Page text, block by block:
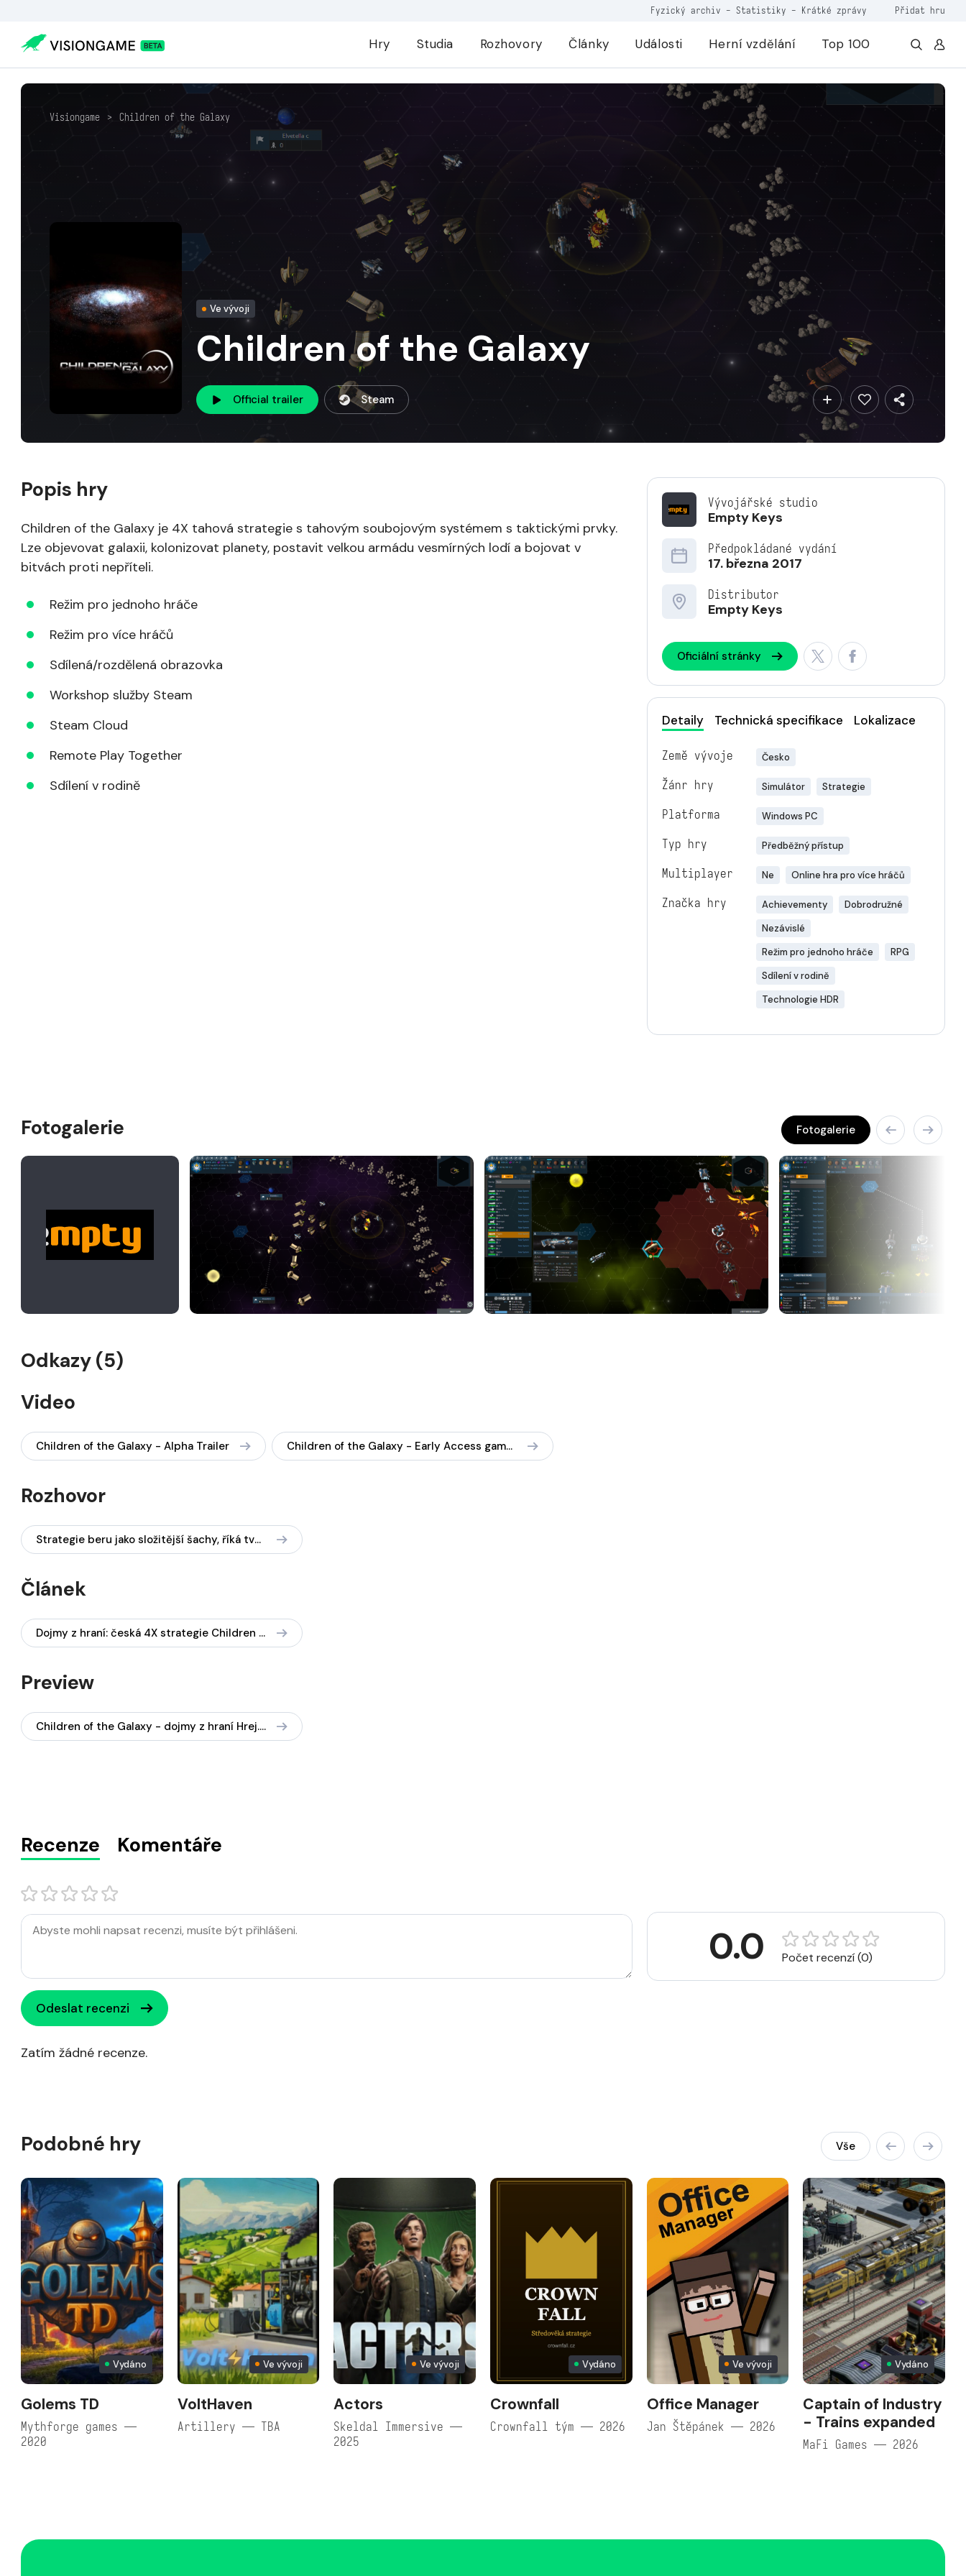
Fyzický archiv - Statistiky - Krátké zprávy Přidat hru
Hry Studia Rozhovory Články Události Herní vzdělání Top 100
Visiongame > Children of the Galaxy
Ve vývoji
Children of the Galaxy
Official trailer Steam
Vývojářské studio
Empty Keys
Předpokládané vydání
17. března 2017
Distributor
Empty Keys
Oficiální stránky
Detaily Technická specifikace Lokalizace
Země vývoje Česko
Žánr hry Simulátor Strategie
Platforma Windows PC
Typ hry Předběžný přístup
Multiplayer Ne Online hra pro více hráčů
Značka hry Achievementy
Dobrodružné
Nezávislé
Režim pro jednoho hráče
RPG
Sdílení v rodině
Technologie HDR
Popis hry
Children of the Galaxy je 4X tahová strategie s tahovým soubojovým systémem s taktickými prvky.
Lze objevovat galaxii, kolonizovat planety, postavit velkou armádu vesmírných lodí a bojovat v
bitvách proti nepříteli.
Režim pro jednoho hráče
Režim pro více hráčů
Sdílená/rozdělená obrazovka
Workshop služby Steam
Steam Cloud
Remote Play Together
Sdílení v rodině
Fotogalerie Fotogalerie
Odkazy (5)
Video
Children of the Galaxy - Alpha Trailer Children of the Galaxy - Early Access gameplay
Rozhovor
Strategie beru jako složitější šachy, říká tvůrce Children of the Galaxy Filip Dušek
Článek
Dojmy z hraní: česká 4X strategie Children of the Galaxy je zábavná už v early accessu
Preview
Children of the Galaxy - dojmy z hraní Hrej.cz
Recenze Komentáře
Odeslat recenzi
Zatím žádné recenze.
0.0 Počet recenzí (0)
Podobné hry Vše
Vydáno
Golems TD
Mythforge games —
2020
Ve vývoji
VoltHaven
Artillery — TBA
Ve vývoji
Actors
Skeldal Immersive —
2025
Vydáno
Crownfall
Crownfall tým — 2026
Ve vývoji
Office Manager
Jan Štěpánek — 2026
Vydáno
Captain of Industry
- Trains expanded
MaFi Games — 2026